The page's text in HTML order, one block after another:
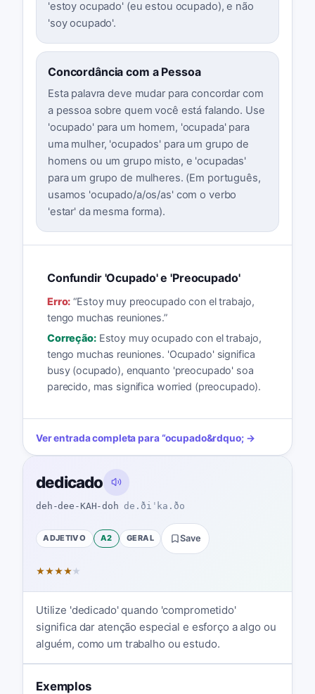
'estoy ocupado' (eu estou ocupado), e não
'soy ocupado'.
Concordância com a Pessoa
Esta palavra deve mudar para concordar com
a pessoa sobre quem você está falando. Use
'ocupado' para um homem, 'ocupada' para
uma mulher, 'ocupados' para um grupo de
homens ou um grupo misto, e 'ocupadas'
para um grupo de mulheres. (Em português,
usamos 'ocupado/a/os/as' com o verbo
'estar' da mesma forma).
Confundir 'Ocupado' e 'Preocupado'
Erro: “Estoy muy preocupado con el trabajo,
tengo muchas reuniones.”
Correção: Estoy muy ocupado con el trabajo,
tengo muchas reuniones. 'Ocupado' significa
busy (ocupado), enquanto 'preocupado' soa
parecido, mas significa worried (preocupado).
Ver entrada completa para“ocupado&rdquo; →
dedicado
deh-dee-KAH-doh de.ðiˈka.ðo
ADJETIVO A2 GERAL Save
★★★★★
Utilize 'dedicado' quando 'comprometido'
significa dar atenção especial e esforço a algo ou
alguém, como um trabalho ou estudo.
Exemplos